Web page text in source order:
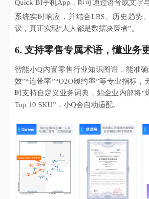
Quick BI手机App，即可通过语音或文字
系统实时响应，并结合LBS、历史趋势
议，真正实现“人人都是数据决策者”。
6. 支持零售专属术语，懂业务
智能小Q内置零售行业知识图谱，能准
效”“连带率”“O2O履约率”等专业指标，
时支持自定义业务词典，如企业内部将“
Top 10 SKU”，小Q会自动适配。